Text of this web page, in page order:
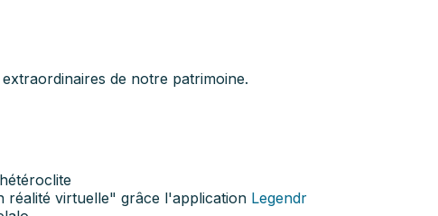
de notre patrimoine.
réalité virtuelle" grâce l'application Legendr